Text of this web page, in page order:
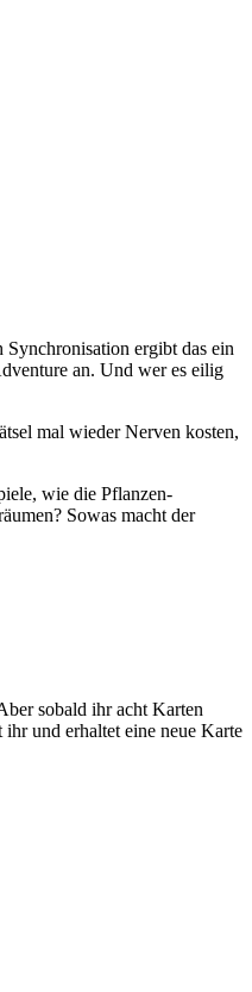
Synchronisation ergibt das ein
an. Und wer es eilig
mal wieder Nerven kosten,
wie die Pflanzen-
Sowas macht der
sobald ihr acht Karten
und erhaltet eine neue Karte